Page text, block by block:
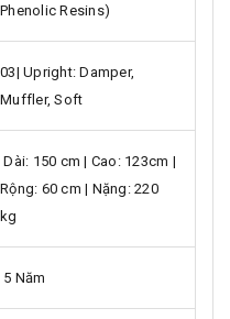
Phenolic Resins)
03| Upright: Damper,
Muffler, Soft
Dài: 150 cm | Cao: 123cm |
Rộng: 60 cm | Nặng: 220
kg
5 Năm